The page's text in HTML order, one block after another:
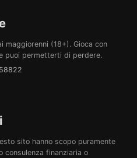
maggiorenni (18+). Gioca con
puoi permetterti di perdere.
sito hanno scopo puramente
consulenza finanziaria o